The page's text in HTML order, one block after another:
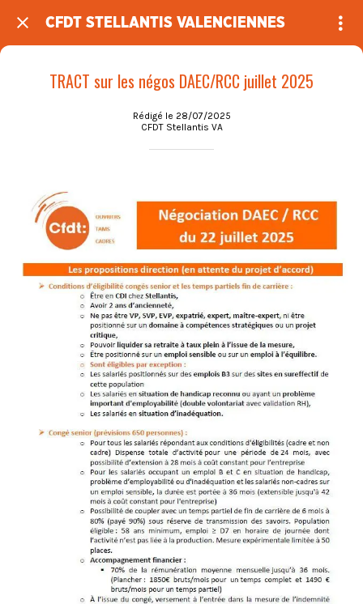
CFDT STELLANTIS VALENCIENNES
TRACT sur les négos DAEC/RCC juillet 2025
Rédigé le 28/07/2025
CFDT Stellantis VA